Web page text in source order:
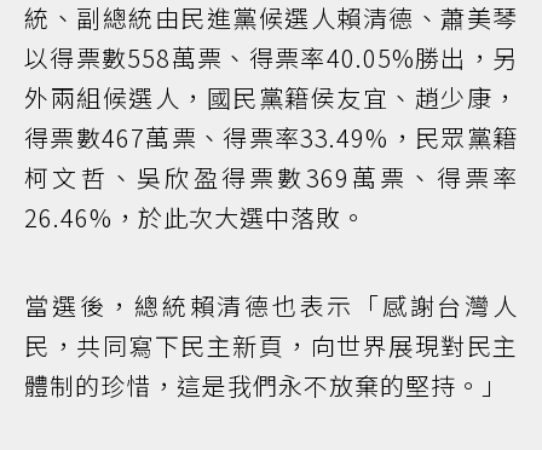
統、副總統由民進黨候選人賴清德、蕭美琴
以得票數558萬票、得票率40.05%勝出，另
外兩組候選人，國民黨籍侯友宜、趙少康，
得票數467萬票、得票率33.49%，民眾黨籍
柯文哲、吳欣盈得票數369萬票、得票率
26.46%，於此次大選中落敗。
當選後，總統賴清德也表示「感謝台灣人
民，共同寫下民主新頁，向世界展現對民主
體制的珍惜，這是我們永不放棄的堅持。」